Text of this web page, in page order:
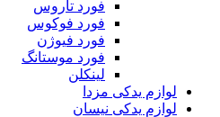
فورد تاروس
فورد فوکوس
فورد فیوژن
فورد موستانگ
لینکلن
لوازم یدکی مزدا
لوازم یدکی نیسان